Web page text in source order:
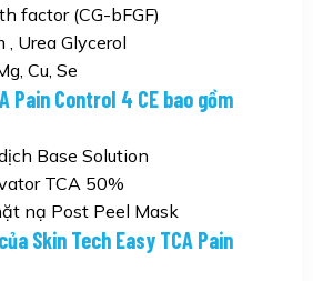
factor (CG-bFGF)
, Urea Glycerol
Cu, Se
Pain Control 4 CE bao gồm
Base Solution
TCA 50%
nạ Post Peel Mask
Skin Tech Easy TCA Pain